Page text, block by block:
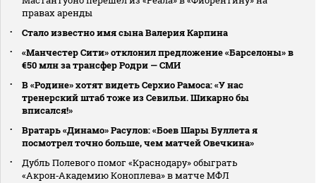
правах аренды
Стало известно имя сына Валерия Карпина
«Манчестер Сити» отклонил предложение «Барселоны» в
€50 млн за трансфер Родри — СМИ
В «Родине» хотят видеть Серхио Рамоса: «У нас
тренерский штаб тоже из Севильи. Шикарно бы
вписался!»
Вратарь «Динамо» Расулов: «Боев Шары Буллета я
посмотрел точно больше, чем матчей Овечкина»
Дубль Полевого помог «Краснодару» обыграть
«Акрон‑Академию Коноплева» в матче МФЛ